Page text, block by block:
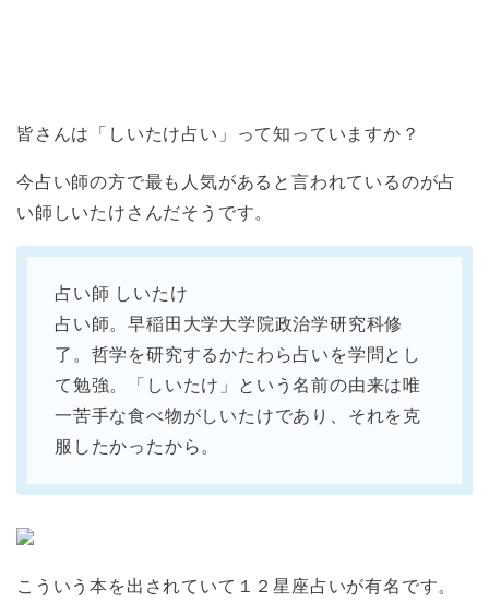
皆さんは「しいたけ占い」って知っていますか？
今占い師の方で最も人気があると言われているのが占
い師しいたけさんだそうです。
占い師 しいたけ
占い師。早稲田大学大学院政治学研究科修
了。哲学を研究するかたわら占いを学問とし
て勉強。「しいたけ」という名前の由来は唯
一苦手な食べ物がしいたけであり、それを克
服したかったから。
こういう本を出されていて１２星座占いが有名です。